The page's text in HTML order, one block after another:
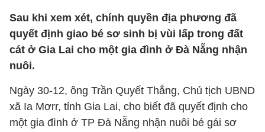
Sau khi xem xét, chính quyền địa phương đã
quyết định giao bé sơ sinh bị vùi lấp trong đất
cát ở Gia Lai cho một gia đình ở Đà Nẵng nhận
nuôi.
Ngày 30-12, ông Trần Quyết Thắng, Chủ tịch UBND
xã Ia Mơrr, tỉnh Gia Lai, cho biết đã quyết định cho
một gia đình ở TP Đà Nẵng nhận nuôi bé gái sơ